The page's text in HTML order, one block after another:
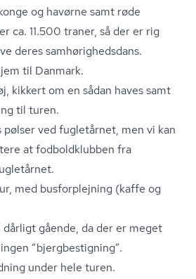
og havørne samt røde
ca. 11.500 traner, så der er rig
deres sam­hø­rig­heds­dans.
til Danmark.
kikkert om en sådan haves samt
til turen.
pølser ved fugletårnet, men vi kan
at fodboldklubben fra
med busforplejning (kaffe og
gående, da der er meget
”bjerg­be­stig­ning”.
under hele turen.